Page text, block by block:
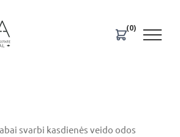
(0)
svarbi kasdienės veido odos